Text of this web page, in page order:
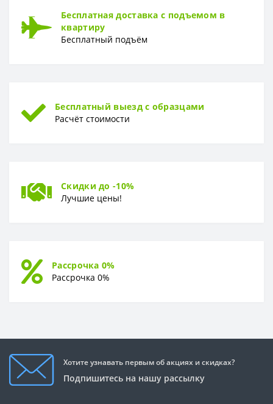
Форма
Бесплатная доставка с подъемом в
квартиру
Бесплатный подъём
Бесплатный выезд с образцами
Расчёт стоимости
Скидки до -10%
Лучшие цены!
Рассрочка 0%
Рассрочка 0%
Хотите узнавать первым об акциях и скидках?
Подпишитесь на нашу рассылку